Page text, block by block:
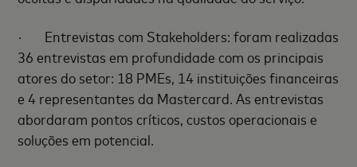
· Entrevistas com Stakeholders: foram realizadas
36 entrevistas em profundidade com os principais
atores do setor: 18 PMEs, 14 instituições financeiras
e 4 representantes da Mastercard. As entrevistas
abordaram pontos críticos, custos operacionais e
soluções em potencial.